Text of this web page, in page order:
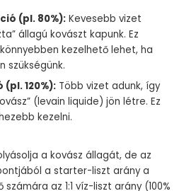
(pl. 80%): Kevesebb vizet
állagú kovászt kapunk. Ez
kezelhető lehet, ha
szükségünk.
120%): Több vizet adunk, így
(levain liquide) jön létre. Ez
kezelni.
a kovász állagát, de az
a starter-liszt arány a
az 1:1 víz-liszt arány (100%